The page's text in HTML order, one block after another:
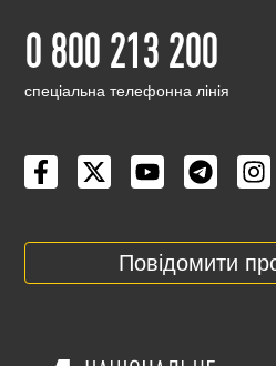
0 800 213 200
cпеціальна телефонна лінія
Повідомити